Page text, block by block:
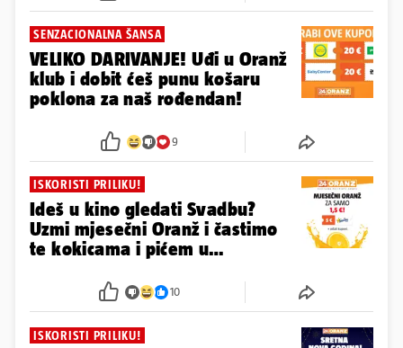
SENZACIONALNA ŠANSA
VELIKO DARIVANJE! Uđi u Oranž
klub i dobit ćeš punu košaru
poklona za naš rođendan!
9
ISKORISTI PRILIKU!
Ideš u kino gledati Svadbu?
Uzmi mjesečni Oranž i častimo
te kokicama i pićem u
10
ISKORISTI PRILIKU!